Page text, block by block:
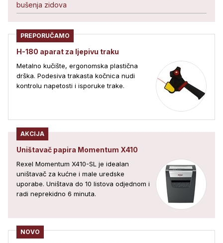
bušenja zidova
PREPORUČAMO
H-180 aparat za ljepivu traku
Metalno kučište, ergonomska plastična
drška. Podesiva trakasta kočnica nudi
kontrolu napetosti i isporuke trake.
AKCIJA
Uništavač papira Momentum X410
Rexel Momentum X410-SL je idealan
uništavač za kućne i male uredske
uporabe. Uništava do 10 listova odjednom i
radi neprekidno 6 minuta.
NOVO